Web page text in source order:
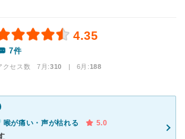
4.35
7件
クセス数 7月:310 | 6月:188
喉が痛い・声が枯れる
5.0